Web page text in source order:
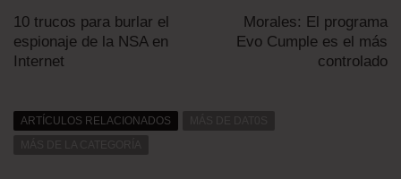
10 trucos para burlar el
espionaje de la NSA en
Internet
Morales: El programa
Evo Cumple es el más
controlado
ARTÍCULOS RELACIONADOS